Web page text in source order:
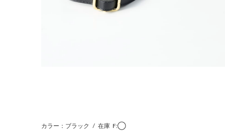
カラー：ブラック / 在庫 F:◯